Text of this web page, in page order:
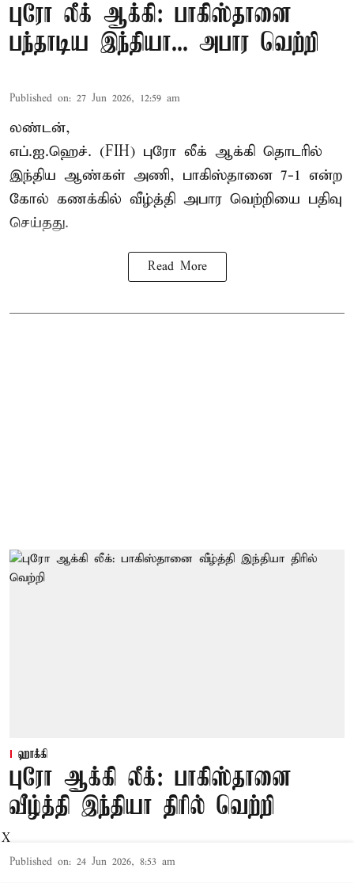
புரோ லீக் ஆக்கி: பாகிஸ்தானை
பந்தாடிய இந்தியா... அபார வெற்றி
Published on: 27 Jun 2026, 12:59 am
லண்டன்,
எப்.ஐ.ஹெச். (FIH) புரோ லீக் ஆக்கி தொடரில்
இந்திய ஆண்கள் அணி, பாகிஸ்தானை 7-1 என்ற
கோல் கணக்கில் வீழ்த்தி அபார வெற்றியை பதிவு
செய்தது.
Read More
ஹாக்கி
புரோ ஆக்கி லீக்: பாகிஸ்தானை
வீழ்த்தி இந்தியா திரில் வெற்றி
Published on: 24 Jun 2026, 8:53 am
X